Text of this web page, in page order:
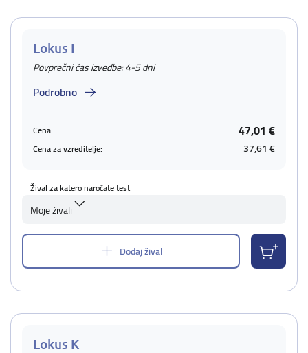
Lokus I
Povprečni čas izvedbe: 4-5 dni
Podrobno
Cena: 47,01 €
Cena za vzreditelje: 37,61 €
Žival za katero naročate test
Moje živali
Dodaj žival
Lokus K